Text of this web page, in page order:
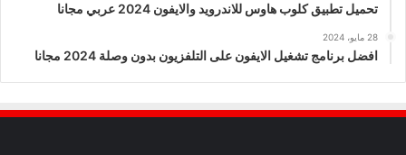
تحميل تطبيق كلوب هاوس للاندرويد والايفون 2024 عربي مجانا
28 مايو، 2024
افضل برنامج تشغيل الايفون على التلفزيون بدون وصلة 2024 مجانا